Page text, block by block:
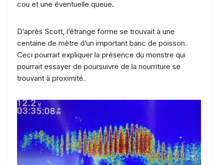
cou et une éventuelle queue.
D’après Scott, l’étrange forme se trouvait à une
centaine de mètre d’un important banc de poisson.
Ceci pourrait expliquer la présence du monstre qui
pourrait essayer de poursuivre de la nourriture se
trouvant à proximité.